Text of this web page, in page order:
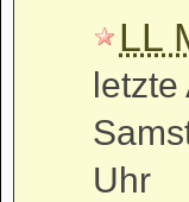
LL
letzte
Uhr